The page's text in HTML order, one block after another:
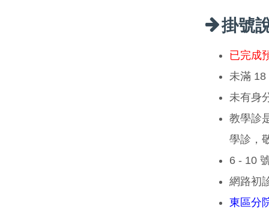
掛號
已完成
未滿 18
未有身
教學診
學診，
6 - 10
網路初
東區分